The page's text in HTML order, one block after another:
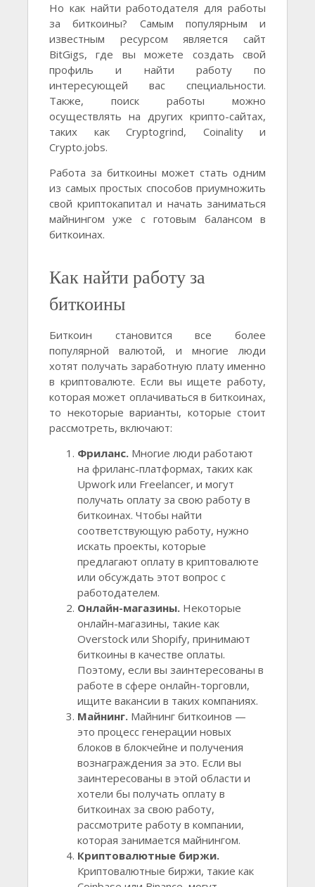
Но как найти работодателя для работы
за биткоины? Самым популярным и
известным ресурсом является сайт
BitGigs, где вы можете создать свой
профиль и найти работу по
интересующей вас специальности.
Также, поиск работы можно
осуществлять на других крипто-сайтах,
таких как Cryptogrind, Coinality и
Crypto.jobs.
Работа за биткоины может стать одним
из самых простых способов приумножить
свой криптокапитал и начать заниматься
майнингом уже с готовым балансом в
биткоинах.
Как найти работу за
биткоины
Биткоин становится все более
популярной валютой, и многие люди
хотят получать заработную плату именно
в криптовалюте. Если вы ищете работу,
которая может оплачиваться в биткоинах,
то некоторые варианты, которые стоит
рассмотреть, включают:
Фриланс. Многие люди работают
на фриланс-платформах, таких как
Upwork или Freelancer, и могут
получать оплату за свою работу в
биткоинах. Чтобы найти
соответствующую работу, нужно
искать проекты, которые
предлагают оплату в криптовалюте
или обсуждать этот вопрос с
работодателем.
Онлайн-магазины. Некоторые
онлайн-магазины, такие как
Overstock или Shopify, принимают
биткоины в качестве оплаты.
Поэтому, если вы заинтересованы в
работе в сфере онлайн-торговли,
ищите вакансии в таких компаниях.
Майнинг. Майнинг биткоинов —
это процесс генерации новых
блоков в блокчейне и получения
вознаграждения за это. Если вы
заинтересованы в этой области и
хотели бы получать оплату в
биткоинах за свою работу,
рассмотрите работу в компании,
которая занимается майнингом.
Криптовалютные биржи.
Криптовалютные биржи, такие как